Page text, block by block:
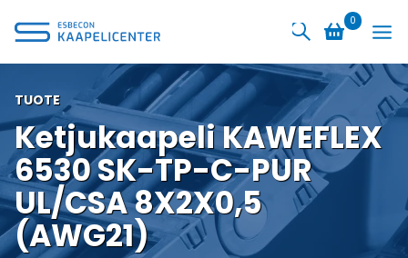
sisältöön
0
TUOTE
Ketjukaapeli KAWEFLEX
6530 SK-TP-C-PUR
UL/CSA 8X2X0,5
(AWG21)